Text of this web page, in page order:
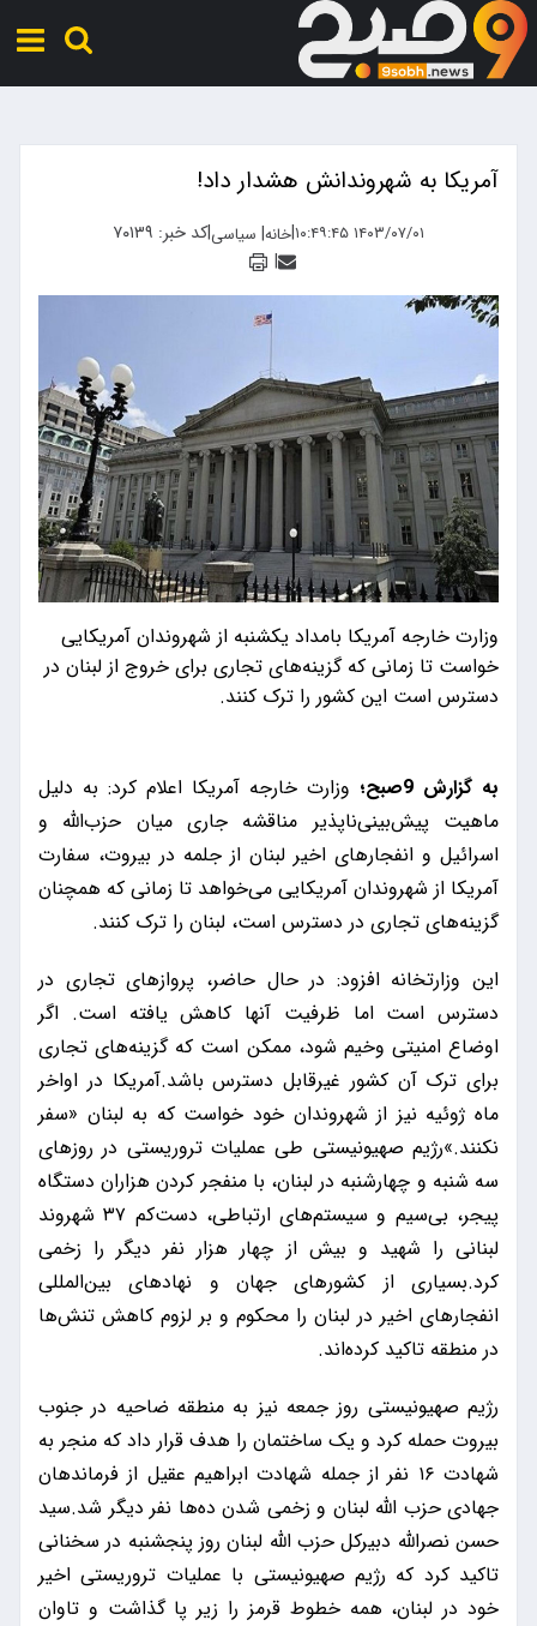
آمریکا به شهروندانش هشدار داد!
۱۴۰۳/۰۷/۰۱ ۱۰:۴۹:۴۵ |خانه| سیاسی|کد خبر: ۷۰۱۳۹
|
وزارت خارجه آمریکا بامداد یکشنبه از شهروندان آمریکایی
خواست تا زمانی که گزینه‌های تجاری برای خروج از لبنان در
دسترس است این کشور را ترک کنند.
به گزارش 9صبح؛
وزارت خارجه آمریکا اعلام کرد: به دلیل
ماهیت پیش‌بینی‌ناپذیر مناقشه جاری میان حزب‌الله و
اسرائیل و انفجارهای اخیر لبنان از جلمه در بیروت، سفارت
آمریکا از شهروندان آمریکایی می‌خواهد تا زمانی که همچنان
گزینه‌های تجاری در دسترس است، لبنان را ترک کنند.
این وزارتخانه افزود: در حال حاضر، پروازهای تجاری در
دسترس است اما ظرفیت آنها کاهش یافته است. اگر
اوضاع امنیتی وخیم شود، ممکن است که گزینه‌های تجاری
برای ترک آن کشور غیرقابل دسترس باشد.آمریکا در اواخر
ماه ژوئیه نیز از شهروندان خود خواست که به لبنان «سفر
نکنند.»رژیم صهیونیستی طی عملیات تروریستی در روزهای
سه شنبه و چهارشنبه در لبنان، با منفجر کردن هزاران دستگاه
پیجر، بی‌سیم و سیستم‌های ارتباطی، دست‌کم ۳۷ شهروند
لبنانی را شهید و بیش از چهار هزار نفر دیگر را زخمی
کرد.بسیاری از کشورهای جهان و نهادهای بین‌المللی
انفجارهای اخیر در لبنان را محکوم و بر لزوم کاهش تنش‌ها
در منطقه تاکید کرده‌اند.
رژیم صهیونیستی روز جمعه نیز به منطقه ضاحیه در جنوب
بیروت حمله کرد و یک ساختمان را هدف قرار داد که منجر به
شهادت ۱۶ نفر از جمله شهادت ابراهیم عقیل از فرماندهان
جهادی حزب الله لبنان و زخمی شدن ده‌ها نفر دیگر شد.سید
حسن نصرالله دبیرکل حزب الله لبنان روز پنجشنبه در سخنانی
تاکید کرد که رژیم صهیونیستی با عملیات تروریستی اخیر
خود در لبنان، همه خطوط قرمز را زیر پا گذاشت و تاوان